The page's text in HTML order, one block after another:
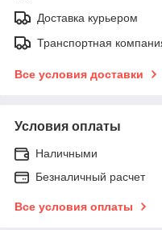
Доставка курьером
Транспортная
Все условия доставки
Условия оплаты
Наличными
Безналичный расчет
Все условия оплаты